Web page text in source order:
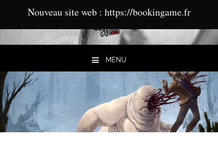
MENU
Aller au contenu
Nouveau site web : https://bookingame.fr